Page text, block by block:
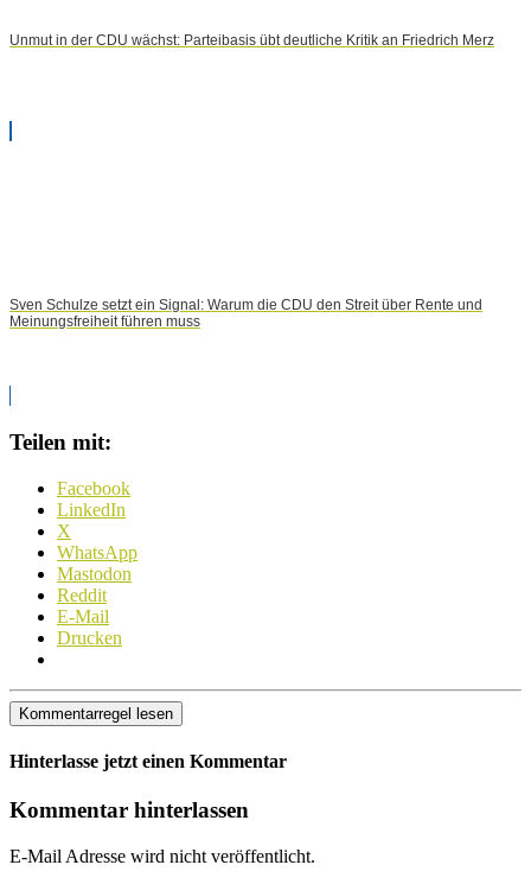
Unmut in der CDU wächst: Parteibasis übt deutliche Kritik an Friedrich Merz
Sven Schulze setzt ein Signal: Warum die CDU den Streit über Rente und
Meinungsfreiheit führen muss
Teilen mit:
Facebook
LinkedIn
X
WhatsApp
Mastodon
Reddit
E-Mail
Drucken
Kommentarregel lesen
Hinterlasse jetzt einen Kommentar
Kommentar hinterlassen
E-Mail Adresse wird nicht veröffentlicht.